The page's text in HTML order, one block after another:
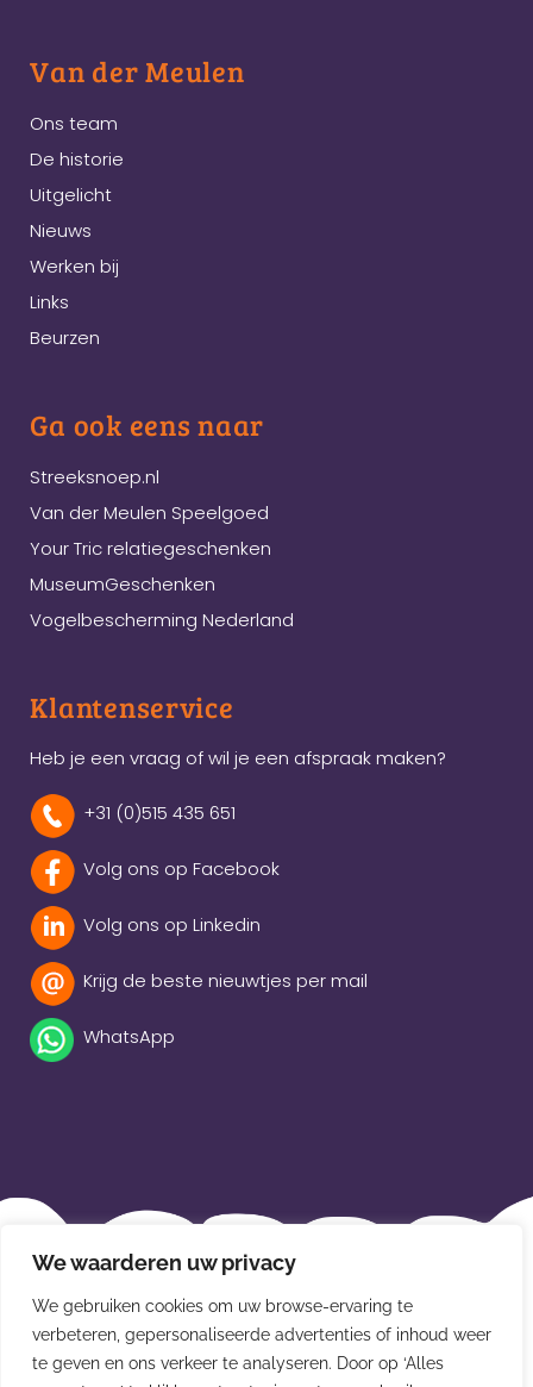
We waarderen uw privacy
We gebruiken cookies om uw browse-ervaring te
verbeteren, gepersonaliseerde advertenties of inhoud weer
te geven en ons verkeer te analyseren. Door op ‘Alles
Van der Meulen
Ons team
De historie
Uitgelicht
Nieuws
Werken bij
Links
Beurzen
Ga ook eens naar
Streeksnoep.nl
Van der Meulen Speelgoed
Your Tric relatiegeschenken
MuseumGeschenken
Vogelbescherming Nederland
Klantenservice
Heb je een vraag of wil je een afspraak maken?
+31 (0)515 435 651
Volg ons op Facebook
Volg ons op Linkedin
Krijg de beste nieuwtjes per mail
WhatsApp
Beleidsverklaring
Privacybeleid
Disclaimer
Leveringsvoorwaarden